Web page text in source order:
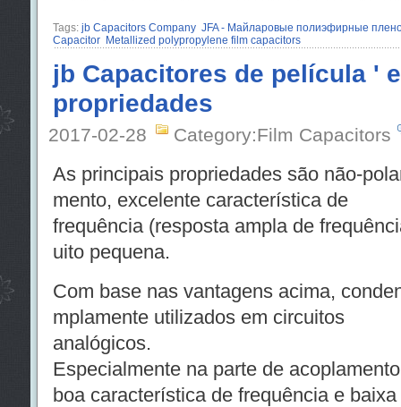
Tags: jb Capacitors Company JFA - Майларовые полиэфирные
Capacitor
Metallized polypropylene film capacitors
jb Capacitores de película '
propriedades
2017-02-28 Category:Film Capacitors
As principais propriedades são não-
mento, excelente característica de
frequência (resposta ampla de
uito pequena.
Com base nas vantagens acima,
mplamente utilizados em circuitos
analógicos.
Especialmente na parte de
boa característica de frequência e baixa